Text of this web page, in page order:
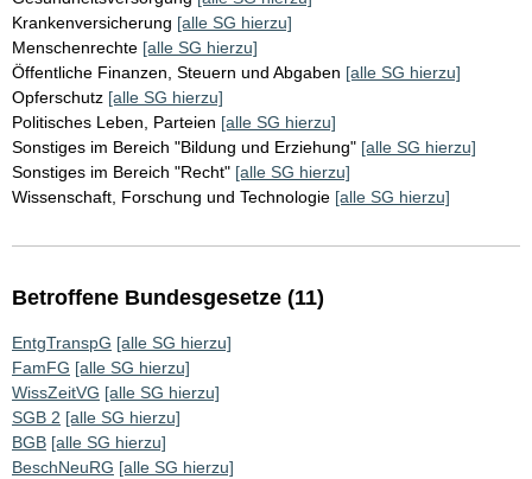
Krankenversicherung [alle SG hierzu]
Menschenrechte [alle SG hierzu]
Öffentliche Finanzen, Steuern und Abgaben [alle SG hierzu]
Opferschutz [alle SG hierzu]
Politisches Leben, Parteien [alle SG hierzu]
Sonstiges im Bereich "Bildung und Erziehung" [alle SG hierzu]
Sonstiges im Bereich "Recht" [alle SG hierzu]
Wissenschaft, Forschung und Technologie [alle SG hierzu]
Betroffene Bundesgesetze (11)
EntgTranspG [alle SG hierzu]
FamFG [alle SG hierzu]
WissZeitVG [alle SG hierzu]
SGB 2 [alle SG hierzu]
BGB [alle SG hierzu]
BeschNeuRG [alle SG hierzu]